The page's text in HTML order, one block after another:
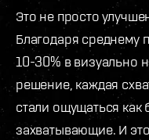
Это не просто
Благодаря среднему
10-30% в визуально
решение, каждая
стали ощущаться как
захватывающие. И